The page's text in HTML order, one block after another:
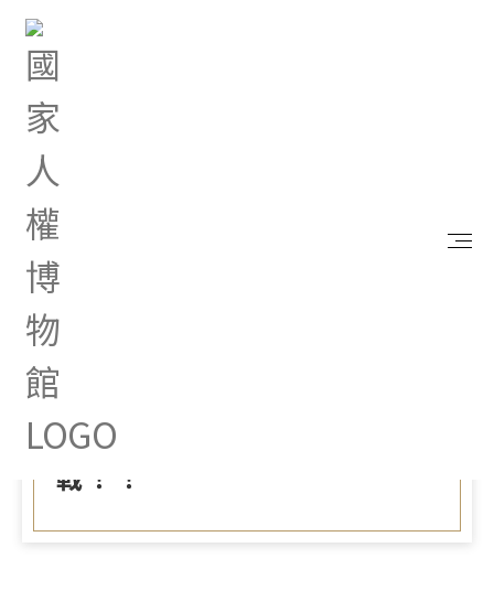
首頁
力」百萬獎金等你來挑戰！！
May 31, 2021 |
賽！ 「國家安全 拍出影響
力」百萬獎金等你來挑
戰！！